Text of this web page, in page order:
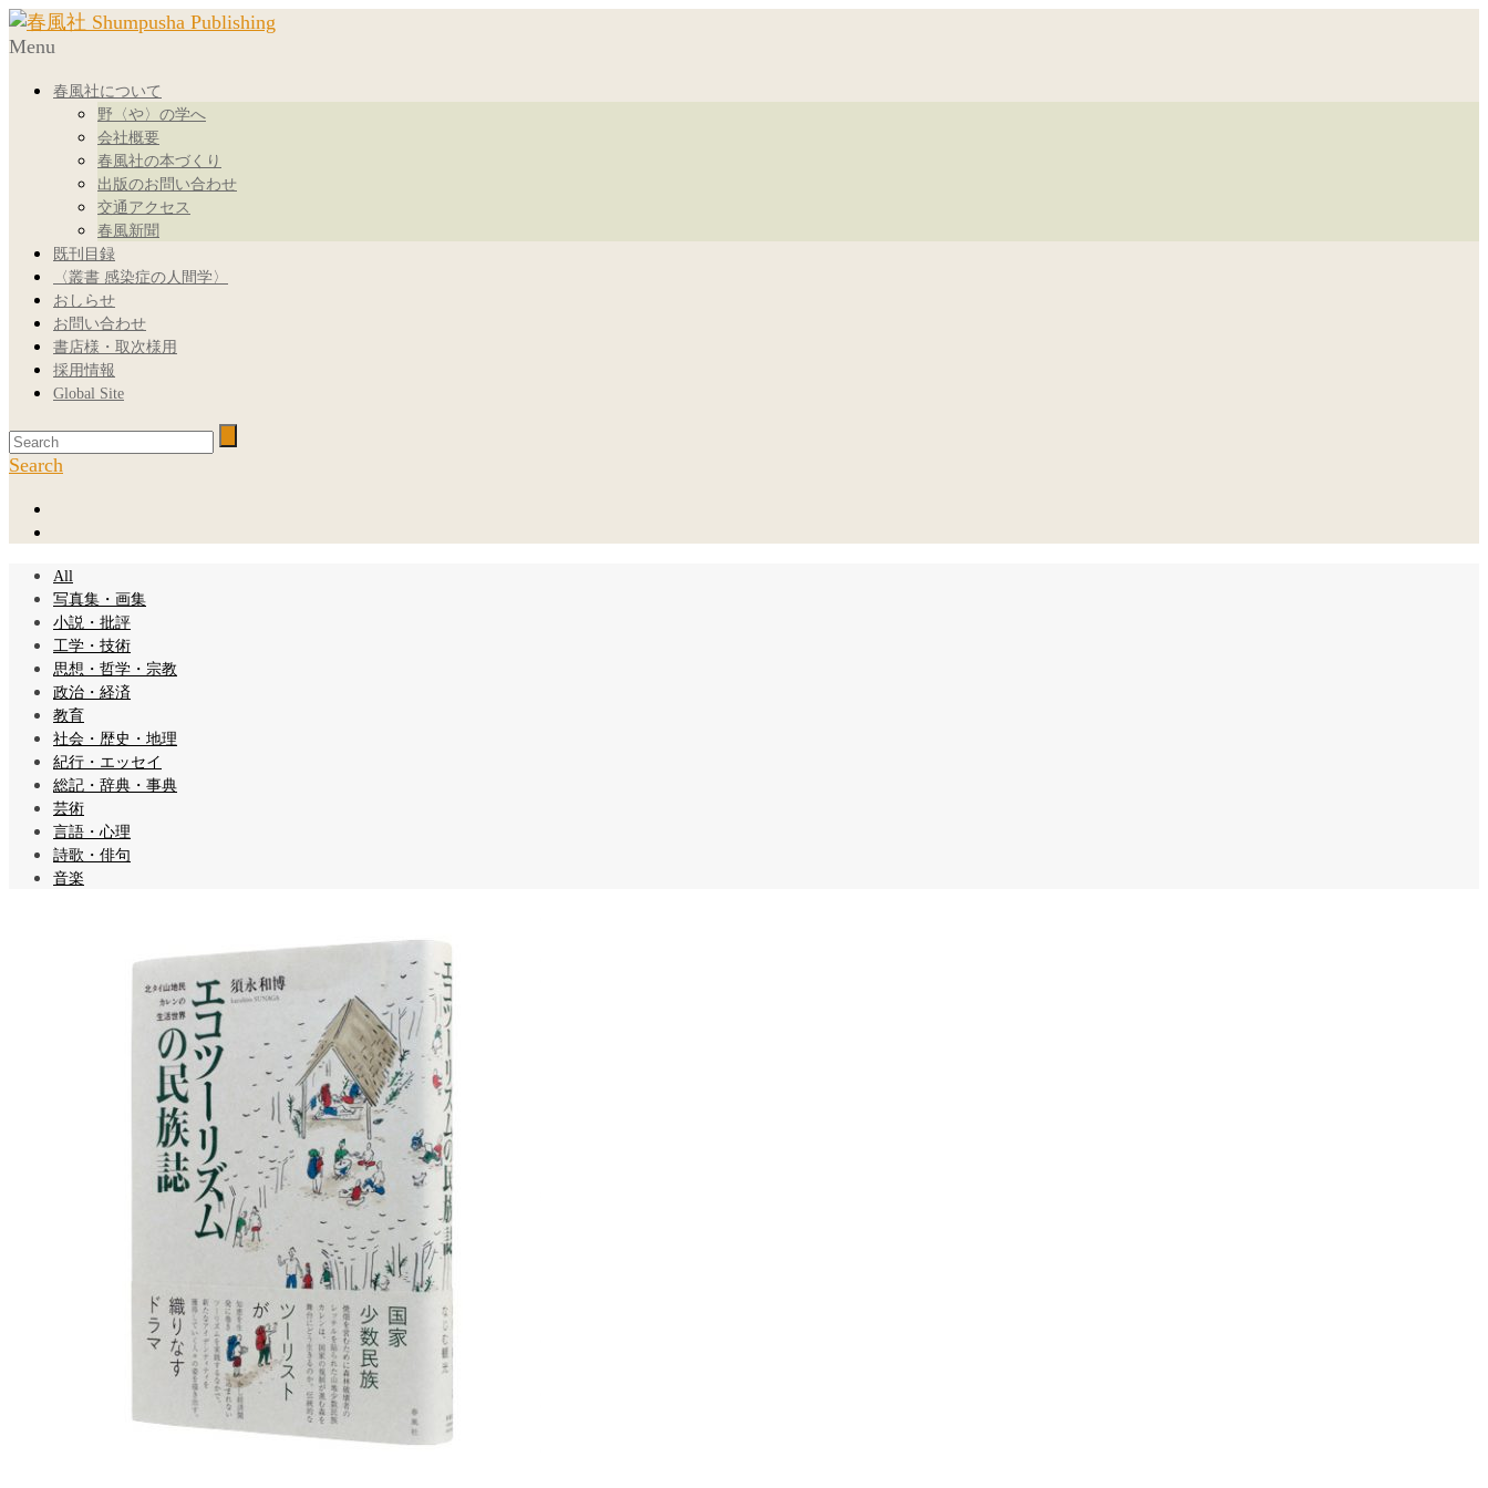
Menu
春風社について
野〈や〉の学へ
会社概要
春風社の本づくり
出版のお問い合わせ
交通アクセス
春風新聞
既刊目録
〈叢書 感染症の人間学〉
おしらせ
お問い合わせ
書店様・取次様用
採用情報
Global Site
Search
All
写真集・画集
小説・批評
工学・技術
思想・哲学・宗教
政治・経済
教育
社会・歴史・地理
紀行・エッセイ
総記・辞典・事典
芸術
言語・心理
詩歌・俳句
音楽